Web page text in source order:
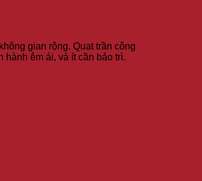
gian rộng. Quạt trần công
hành êm ái, và ít cần bảo trì.